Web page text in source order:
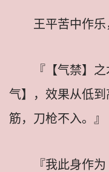
王平苦中作乐
『【气禁】
气】，效果从低
筋，刀枪不入。』
『我此身作